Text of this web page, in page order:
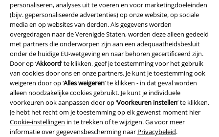
personaliseren, analyses uit te voeren en voor marketingdoeleinden
(bijv. gepersonaliseerde advertenties) op onze website, op sociale
media en op websites van derden. Als gegevens worden
overgedragen naar de Verenigde Staten, worden deze alleen gedeeld
met partners die onderworpen zijn aan een adequaatheidsbesluit
onder de huidige EU-wetgeving en naar behoren gecertificeerd zijn.
Door op ‘Akkoord’ te klikken, geef je toestemming voor het gebruik
van cookies door ons en onze partners. Je kunt je toestemming ook
weigeren door op ‘Alles weigeren’ te klikken - in dat geval worden
alleen noodzakelijke cookies gebruikt. Je kunt je individuele
voorkeuren ook aanpassen door op ‘Voorkeuren instellen’ te klikken.
Je hebt het recht om je toestemming op elk gewenst moment hier
Cookie-instellingen in te trekken of te wijzigen. Ga voor meer
informatie over gegevensbescherming naar Privacybeleid.
Legal
Algemene Voorwaarden
Bedrijfsgegevens